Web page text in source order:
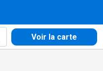
Voir la carte